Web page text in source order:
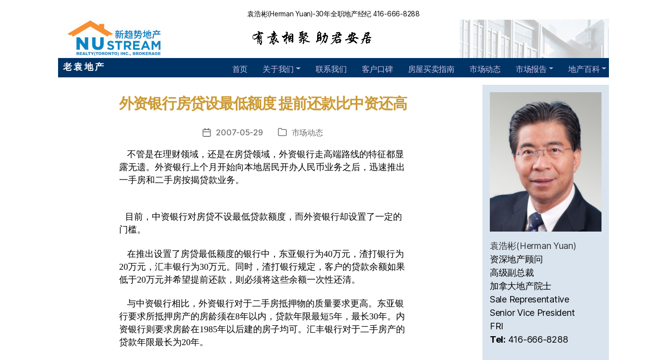
袁浩彬(Herman Yuan)-30年全职地产经纪 416-666-8288
老 袁 地 产 首页 关于我们 联系我们 客户口碑 房屋买卖指南 市场动态 市场报告 地产百科
外资银行房贷设最低额度 提前还款比中资还高
发
日
期
2007-05-29
分 市场动态
不管是在理财领域，还是在房贷领域，外资银行走高端路线的特征都显
露无遗。外资银行上个月开始向本地居民开办人民币业务之后，迅速推出
一手房和二手房按揭贷款业务。
目前，中资银行对房贷不设最低贷款额度，而外资银行却设置了一定的
门槛。
在推出设置了房贷最低额度的银行中，东亚银行为40万元，渣打银行为
20万元，汇丰银行为30万元。同时，渣打银行规定，客户的贷款余额如果
低于20万元并希望提前还款，则必须将这些余额一次性还清。
与中资银行相比，外资银行对于二手房抵押物的质量要求更高。东亚银
行要求所抵押房产的房龄须在8年以内，贷款年限最短5年，最长30年。内
资银行则要求房龄在1985年以后建的房子均可。汇丰银行对于二手房产的
贷款年限最长为20年。
袁浩彬(Herman Yuan)
资深地产顾问
高级副总裁
加拿大地产院士
Sale Representative
Senior Vice President
FRI
Tel: 416-666-8288